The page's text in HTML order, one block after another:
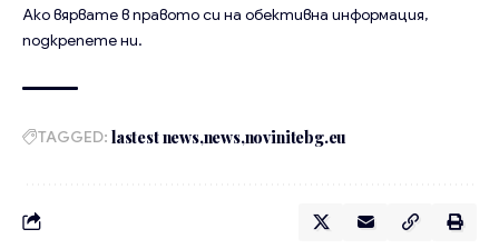
Ако вярвате в правото си на обективна информация,
подкрепете ни.
TAGGED: lastest news news novinitebg.eu